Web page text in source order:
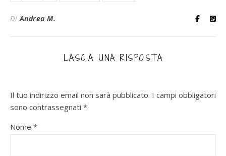
DiAndrea M.
LASCIA UNA RISPOSTA
Il tuo indirizzo email non sarà pubblicato. I campi obbligatori
sono contrassegnati *
Nome *